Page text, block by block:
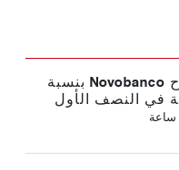
انخفضت أرباح Novobanco بنسبة